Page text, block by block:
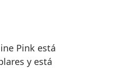
Pink está
y está